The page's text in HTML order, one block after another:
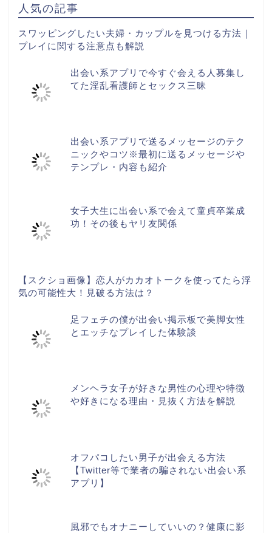
人気の記事
スワッピングしたい夫婦・カップルを見つける方法｜
プレイに関する注意点も解説
出会い系アプリで今すぐ会える人募集し
てた淫乱看護師とセックス三昧
出会い系アプリで送るメッセージのテク
ニックやコツ※最初に送るメッセージや
テンプレ・内容も紹介
女子大生に出会い系で会えて童貞卒業成
功！その後もヤリ友関係
【スクショ画像】恋人がカカオトークを使ってたら浮
気の可能性大！見破る方法は？
足フェチの僕が出会い掲示板で美脚女性
とエッチなプレイした体験談
メンヘラ女子が好きな男性の心理や特徴
や好きになる理由・見抜く方法を解説
オフパコしたい男子が出会える方法
【Twitter等で業者の騙されない出会い系
アプリ】
風邪でもオナニーしていいの？健康に影